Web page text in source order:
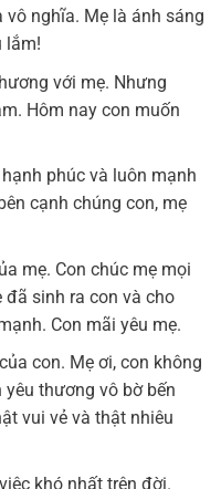
nghĩa. Mẹ là ánh sáng
lắm!
với mẹ. Nhưng
Hôm nay con muốn
phúc và luôn mạnh
cạnh chúng con, mẹ
mẹ. Con chúc mẹ mọi
sinh ra con và cho
Con mãi yêu mẹ.
con. Mẹ ơi, con không
thương vô bờ bến
vui vẻ và thật nhiêu
khó nhất trên đời.